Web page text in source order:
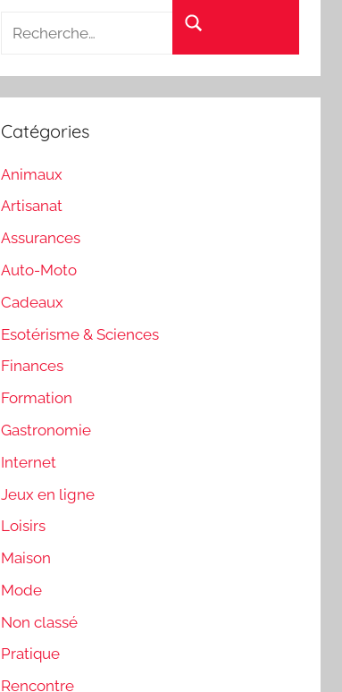
Catégories
Animaux
Artisanat
Assurances
Auto-Moto
Cadeaux
Esotérisme & Sciences
Finances
Formation
Gastronomie
Internet
Jeux en ligne
Loisirs
Maison
Mode
Non classé
Pratique
Rencontre